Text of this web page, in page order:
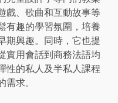
戲、歌曲和互動故事等
有趣的學習氛圍，培養
期興趣。同時，它也提
實用會話到商務法語均
性的私人及半私人課程
求。